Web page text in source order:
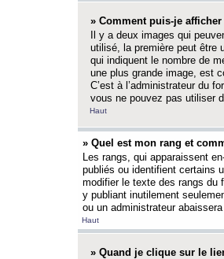
» Comment puis-je
Il y a deux images qui
utilisé, la première peut être
qui indiquent le nombre de
une plus grande image, est
C’est à l’administrateur du
vous ne pouvez pas utiliser
Haut
» Quel est mon rang et
Les rangs, qui apparaissent
publiés ou identifient certains
modifier le texte des rangs du
y publiant inutilement
ou un administrateur
Haut
» Quand je clique sur le